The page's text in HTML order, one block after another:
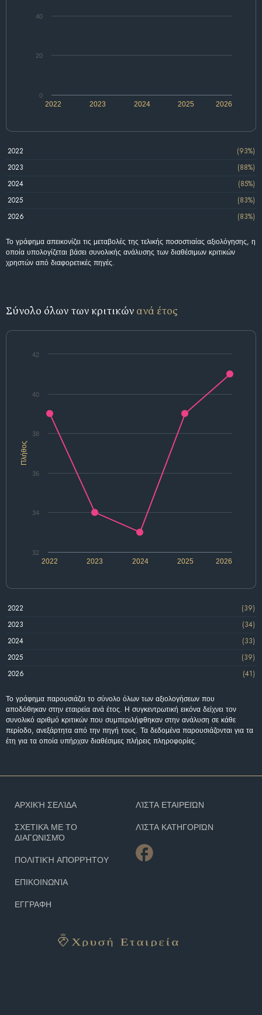
2022 2024 2026
2023 2025
0
20
40
2022
(93%)
2023
(88%)
2024
(85%)
2025
(83%)
2026
(83%)
Το γράφημα απεικονίζει τις μεταβολές της τελικής ποσοστιαίας αξιολόγησης, η
οποία υπολογίζεται βάσει συνολικής ανάλυσης των διαθέσιμων κριτικών
χρηστών από διαφορετικές πηγές.
Σύνολο όλων των κριτικών ανά έτος
Πλήθος
2025
2022 2023 2024 2026
32
34
36
38
40
42
2022
(39)
2023
(34)
2024
(33)
2025
(39)
2026
(41)
Το γράφημα παρουσιάζει το σύνολο όλων των αξιολογήσεων που
αποδόθηκαν στην εταιρεία ανά έτος. Η συγκεντρωτική εικόνα δείχνει τον
συνολικό αριθμό κριτικών που συμπεριλήφθηκαν στην ανάλυση σε κάθε
περίοδο, ανεξάρτητα από την πηγή τους. Τα δεδομένα παρουσιάζονται για τα
έτη για τα οποία υπήρχαν διαθέσιμες πλήρεις πληροφορίες.
ΑΡΧΙΚΉ ΣΕΛΊΔΑ
ΣΧΕΤΙΚΆ ΜΕ ΤΟ
ΔΙΑΓΩΝΙΣΜΌ
ΠΟΛΙΤΙΚΉ ΑΠΟΡΡΉΤΟΥ
ΕΠΙΚΟΙΝΩΝΊΑ
ΕΓΓΡΑΦΗ
ΛΊΣΤΑ ΕΤΑΙΡΕΙΏΝ
ΛΊΣΤΑ ΚΑΤΗΓΟΡΙΏΝ